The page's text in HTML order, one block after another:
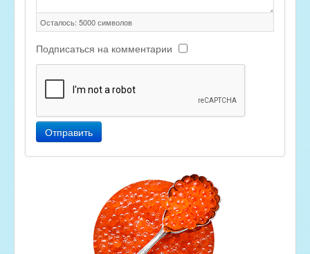
Осталось: 5000символов
Подписаться на комментарии
Отправить